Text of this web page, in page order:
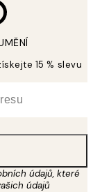
15 % slevu
údajů, které
údajů